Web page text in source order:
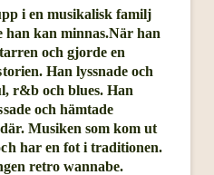
i en musikalisk familj
han kan minnas.När han
och gjorde en
Han lyssnade och
r&b och blues. Han
och hämtade
Musiken som kom ut
har en fot i traditionen.
retro wannabe.